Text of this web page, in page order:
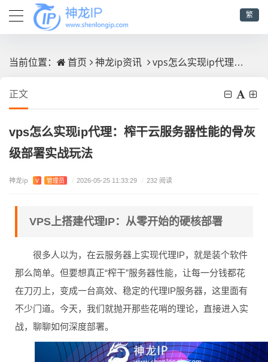
繁
当前位置： 首页 神龙ip资讯 vps怎么实现ip代理：榨干云服务器性能的骨灰级部署实战玩法
正文
vps怎么实现ip代理：榨干云服务器性能的骨灰
级部署实战玩法
神龙ip V 管理员 / 2026-05-25 11:33:29 / 232 阅读
VPS上搭建代理IP：从零开始的硬核部署
很多人以为，在云服务器上实现代理IP，就是装个软件
那么简单。但要想真正“榨干”服务器性能，让每一分钱都花
在刀刃上，变成一台高效、稳定的代理IP服务器，这里面有
不少门道。今天，我们就抛开那些花哨的理论，直接进入实
战，聊聊如何深度部署。